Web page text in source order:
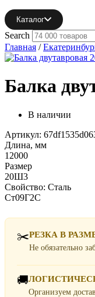
Каталог
Search
Главная /
Балка
В наличии
Артикул:
Длина, мм
12000
Размер
20Ш3
Свойство: Сталь
Ст09Г2С
✂️РЕЗКА В
Не обязательно
🚚
Организуем